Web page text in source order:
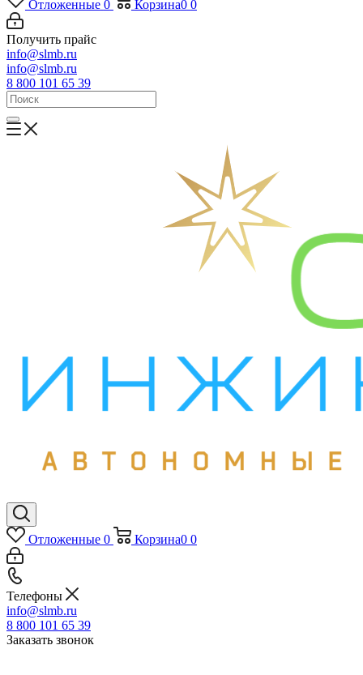
Отложенные 0 Корзина0 0
Получить прайс
info@slmb.ru
info@slmb.ru
8 800 101 65 39
Отложенные 0 Корзина0 0
Телефоны
info@slmb.ru
8 800 101 65 39
Заказать звонок